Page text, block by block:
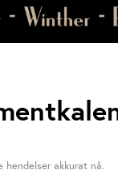
hendelser akkurat nå.